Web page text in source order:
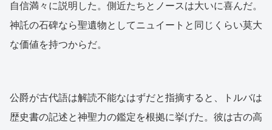
自信満々に説明した。側近たちとノースは大いに喜んだ。
神託の石碑なら聖遺物としてニュイートと同じくらい莫大
な価値を持つからだ。
公爵が古代語は解読不能なはずだと指摘すると、トルバは
歴史書の記述と神聖力の鑑定を根拠に挙げた。彼は古の高